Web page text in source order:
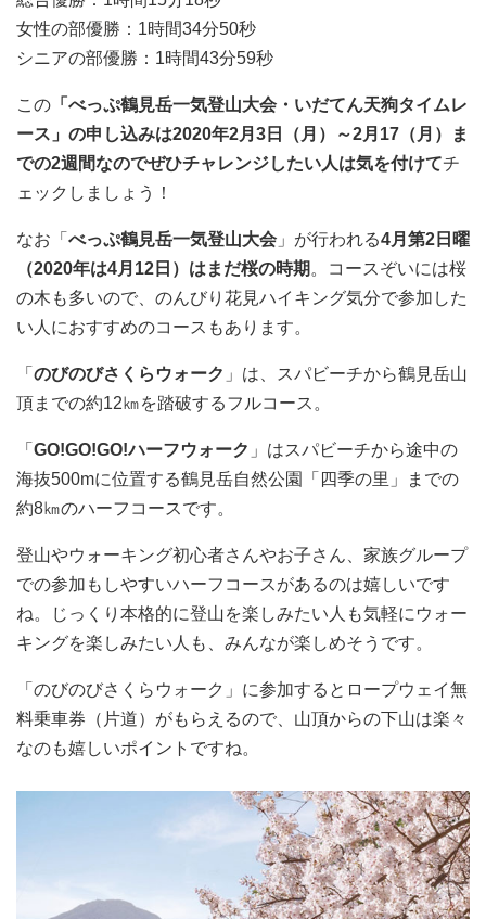
女性の部優勝：1時間34分50秒
シニアの部優勝：1時間43分59秒
この 「べっぷ鶴見岳一気登山大会・いだてん天狗タイムレ
ース」の申し込みは2020年2月3日（月）～2月17（月）ま
での2週間なのでぜひチャレンジしたい人は気を付けてチ
ェックしましょう！
なお「 べっぷ鶴見岳一気登山大会 」が行われる4月第2日曜
（2020年は4月12日）はまだ桜の時期 。コースぞいには桜
の木も多いので、のんびり花見ハイキング気分で参加した
い人におすすめのコースもあります。
「 のびのびさくらウォーク 」は、スパビーチから鶴見岳山
頂までの約12㎞を踏破するフルコース。
「 GO!GO!GO!ハーフウォーク 」はスパビーチから途中の
海抜500mに位置する鶴見岳自然公園「四季の里」までの
約8㎞のハーフコースです。
登山やウォーキング初心者さんやお子さん、家族グループ
での参加もしやすいハーフコースがあるのは嬉しいです
ね。じっくり本格的に登山を楽しみたい人も気軽にウォー
キングを楽しみたい人も、みんなが楽しめそうです。
「のびのびさくらウォーク」に参加するとロープウェイ無
料乗車券（片道）がもらえるので、山頂からの下山は楽々
なのも嬉しいポイントですね。